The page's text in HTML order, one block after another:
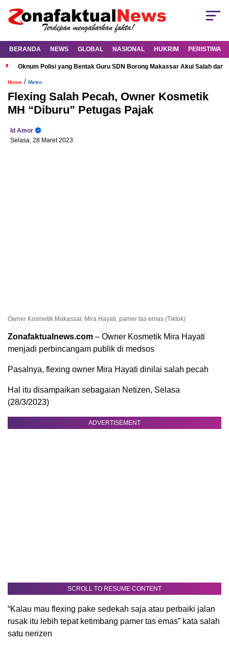
BERANDA NEWS GLOBAL NASIONAL HUKRIM PERISTIWA
Oknum Polisi yang Bentak Guru SDN Borong Makassar Akui Salah dan
Home / Metro
Flexing Salah Pecah, Owner Kosmetik
MH “Diburu” Petugas Pajak
Id Amor
Selasa, 28 Maret 2023
Owner Kosmetik Makassar, Mira Hayati, pamer tas emas (Tiktok)
Zonafaktualnews.com – Owner Kosmetik Mira Hayati
menjadi perbincangam publik di medsos
Pasalnya, flexing owner Mira Hayati dinilai salah pecah
Hal itu disampaikan sebagaian Netizen, Selasa
(28/3/2023)
ADVERTISEMENT
SCROLL TO RESUME CONTENT
“Kalau mau flexing pake sedekah saja atau perbaiki jalan
rusak itu lebih tepat ketimbang pamer tas emas” kata salah
satu nerizen